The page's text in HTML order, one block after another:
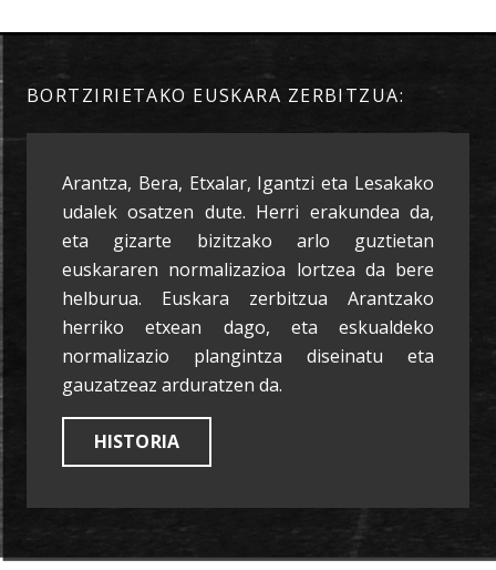
BORTZIRIETAKO EUSKARA ZERBITZUA:
Arantza, Bera, Etxalar, Igantzi eta Lesakako
udalek osatzen dute. Herri erakundea da,
eta gizarte bizitzako arlo guztietan
euskararen normalizazioa lortzea da bere
helburua. Euskara zerbitzua Arantzako
herriko etxean dago, eta eskualdeko
normalizazio plangintza diseinatu eta
gauzatzeaz arduratzen da.
HISTORIA